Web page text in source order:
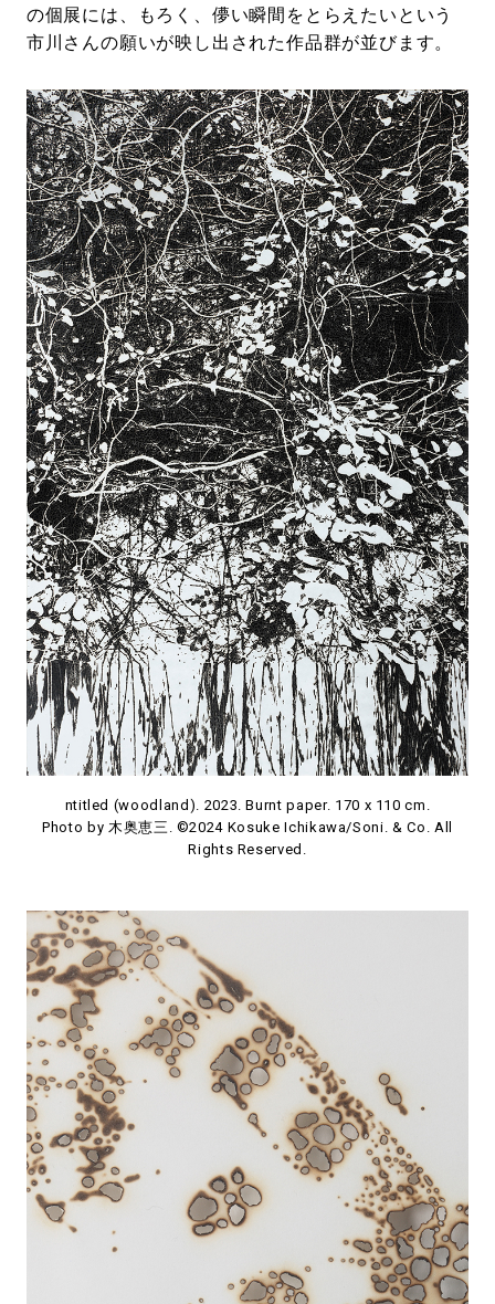
の個展には、もろく、儚い瞬間をとらえたいという
市川さんの願いが映し出された作品群が並びます。
ntitled (woodland). 2023. Burnt paper. 170 x 110 cm.
Photo by 木奥恵三. ©2024 Kosuke Ichikawa/Soni. & Co. All
Rights Reserved.